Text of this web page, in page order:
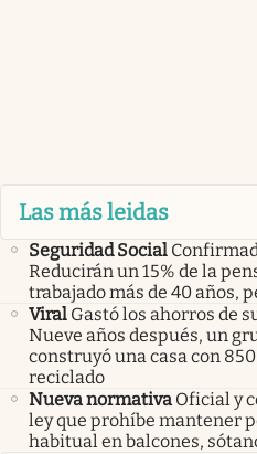
Las más leidas
Seguridad Social
Reducirán un 15% de la
trabajado más de 40 años,
Viral Gastó los ahorros de
Nueve años después, un
construyó una casa con
reciclado
Nueva normativa Oficial y
ley que prohíbe mantener
habitual en balcones,